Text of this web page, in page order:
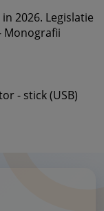
2026. Legislatie
Monografii
- stick (USB)